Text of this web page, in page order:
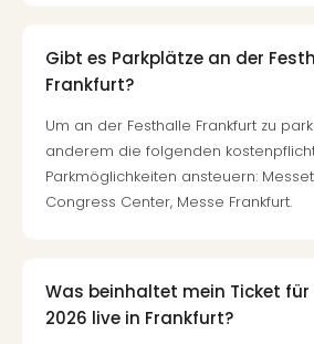
Gibt es Parkplätze an der
Frankfurt?
Um an der Festhalle Frankfurt zu
anderem die folgenden
Parkmöglichkeiten ansteuern:
Congress Center, Messe Frankfurt.
Was beinhaltet mein Ticket für
2026 live in Frankfurt?